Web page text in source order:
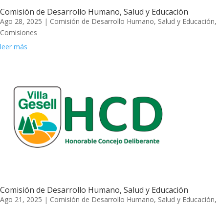
Comisión de Desarrollo Humano, Salud y Educación
Ago 28, 2025 | Comisión de Desarrollo Humano, Salud y Educación,
Comisiones
leer más
Comisión de Desarrollo Humano, Salud y Educación
Ago 21, 2025 | Comisión de Desarrollo Humano, Salud y Educación,